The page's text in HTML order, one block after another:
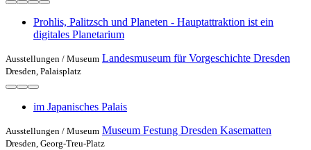
Prohlis, Palitzsch und Planeten - Hauptattraktion ist ein
digitales Planetarium
Ausstellungen / Museum Landesmuseum für Vorgeschichte Dresden
Dresden, Palaisplatz
im Japanisches Palais
Ausstellungen / Museum Museum Festung Dresden Kasematten
Dresden, Georg-Treu-Platz